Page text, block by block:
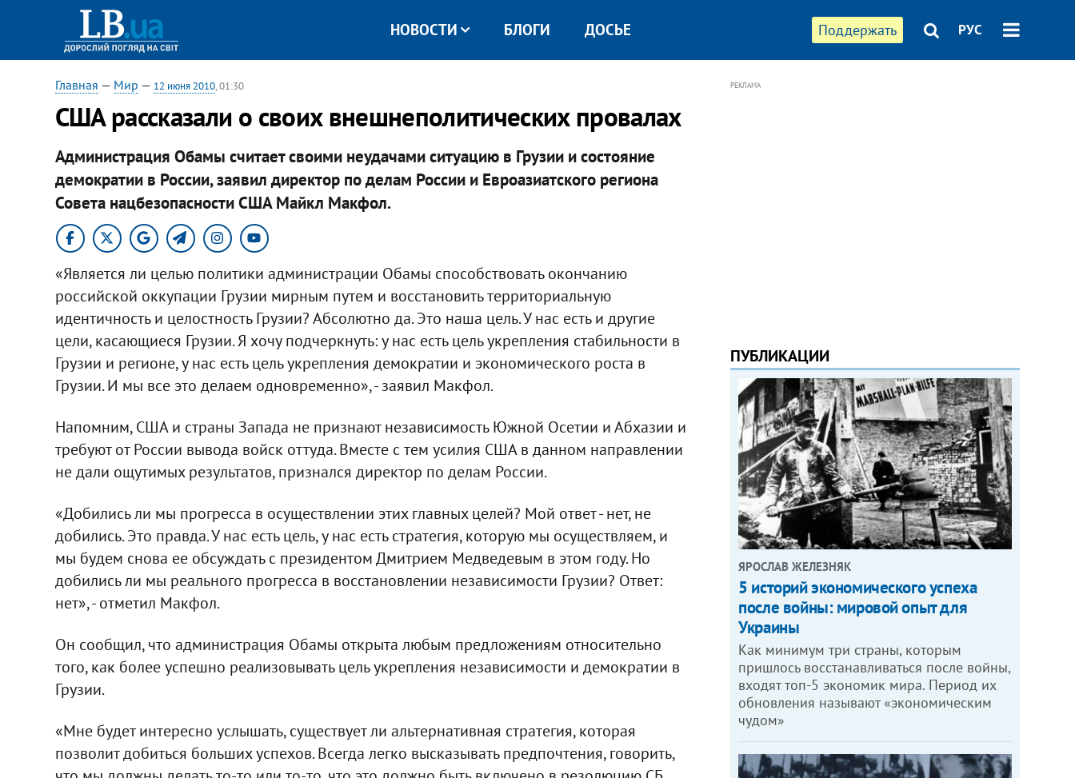
Поддержать РУС
НОВОСТИ БЛОГИ ДОСЬЕ
Главная — Мир — 12 июня 2010, 01:30
США рассказали о своих внешнеполитических провалах
Администрация Обамы считает своими неудачами ситуацию в Грузии и состояние
демократии в России, заявил директор по делам России и Евроазиатского региона
Совета нацбезопасности США Майкл Макфол.
«Является ли целью политики администрации Обамы способствовать окончанию
российской оккупации Грузии мирным путем и восстановить территориальную
идентичность и целостность Грузии? Абсолютно да. Это наша цель. У нас есть и другие
цели, касающиеся Грузии. Я хочу подчеркнуть: у нас есть цель укрепления стабильности в
Грузии и регионе, у нас есть цель укрепления демократии и экономического роста в
Грузии. И мы все это делаем одновременно», - заявил Макфол.
Напомним, США и страны Запада не признают независимость Южной Осетии и Абхазии и
требуют от России вывода войск оттуда. Вместе с тем усилия США в данном направлении
не дали ощутимых результатов, признался директор по делам России.
«Добились ли мы прогресса в осуществлении этих главных целей? Мой ответ - нет, не
добились. Это правда. У нас есть цель, у нас есть стратегия, которую мы осуществляем, и
мы будем снова ее обсуждать с президентом Дмитрием Медведевым в этом году. Но
добились ли мы реального прогресса в восстановлении независимости Грузии? Ответ:
нет», - отметил Макфол.
Он сообщил, что администрация Обамы открыта любым предложениям относительно
того, как более успешно реализовывать цель укрепления независимости и демократии в
Грузии.
«Мне будет интересно услышать, существует ли альтернативная стратегия, которая
позволит добиться больших успехов. Всегда легко высказывать предпочтения, говорить,
РЕКЛАМА
ПУБЛИКАЦИИ
ЯРОСЛАВ ЖЕЛЕЗНЯК
5 историй экономического успеха
после войны: мировой опыт для
Украины
Как минимум три страны, которым
пришлось восстанавливаться после войны,
входят топ-5 экономик мира. Период их
обновления называют «экономическим
чудом»